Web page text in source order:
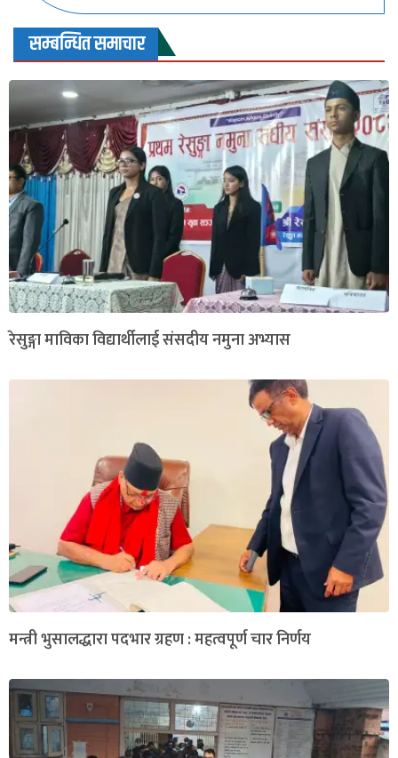
सम्बन्धित समाचार
रेसुङ्गा माविका विद्यार्थीलाई संसदीय नमुना अभ्यास
मन्त्री भुसालद्धारा पदभार ग्रहण : महत्वपूर्ण चार निर्णय